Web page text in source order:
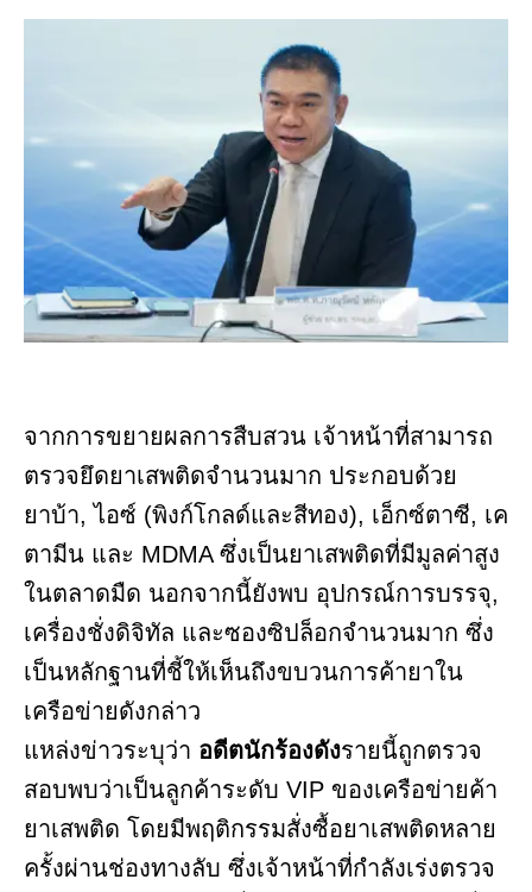
จากการขยายผลการสืบสวน เจ้าหน้าที่สามารถ
ตรวจยึดยาเสพติดจำนวนมาก ประกอบด้วย
ยาบ้า, ไอซ์ (พิงก์โกลด์และสีทอง), เอ็กซ์ตาซี, เค
ตามีน และ MDMA ซึ่งเป็นยาเสพติดที่มีมูลค่าสูง
ในตลาดมืด นอกจากนี้ยังพบ อุปกรณ์การบรรจุ,
เครื่องชั่งดิจิทัล และซองซิปล็อกจำนวนมาก ซึ่ง
เป็นหลักฐานที่ชี้ให้เห็นถึงขบวนการค้ายาใน
เครือข่ายดังกล่าว
แหล่งข่าวระบุว่า อดีตนักร้องดังรายนี้ถูกตรวจ
สอบพบว่าเป็นลูกค้าระดับ VIP ของเครือข่ายค้า
ยาเสพติด โดยมีพฤติกรรมสั่งซื้อยาเสพติดหลาย
ครั้งผ่านช่องทางลับ ซึ่งเจ้าหน้าที่กำลังเร่งตรวจ